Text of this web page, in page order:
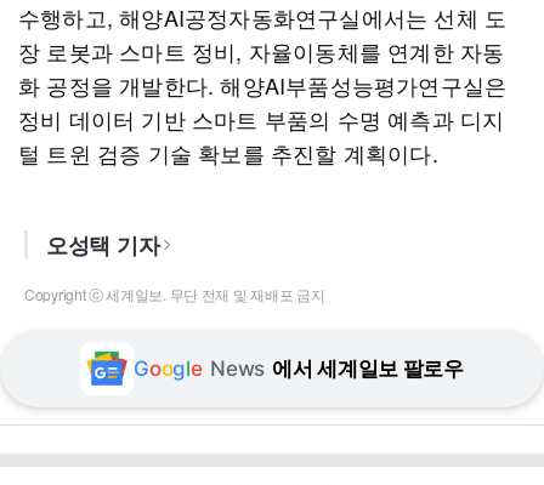
수행하고, 해양AI공정자동화연구실에서는 선체 도
장 로봇과 스마트 정비, 자율이동체를 연계한 자동
화 공정을 개발한다. 해양AI부품성능평가연구실은
정비 데이터 기반 스마트 부품의 수명 예측과 디지
털 트윈 검증 기술 확보를 추진할 계획이다.
오성택 기자
Copyright ⓒ 세계일보. 무단 전재 및 재배포 금지
Google News 에서 세계일보 팔로우